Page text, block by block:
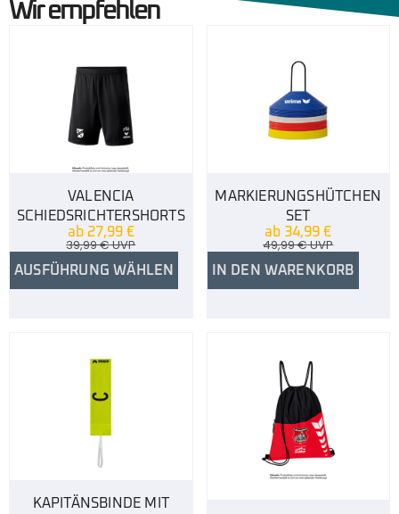
Wir empfehlen
VALENCIA
SCHIEDSRICHTERSHORTS
ab 27,99 €
39,99€UVP
AUSFÜHRUNG WÄHLEN
MARKIERUNGSHÜTCHEN
SET
ab 34,99€
49,99€UVP
IN DEN WARENKORB
KAPITÄNSBINDE MIT